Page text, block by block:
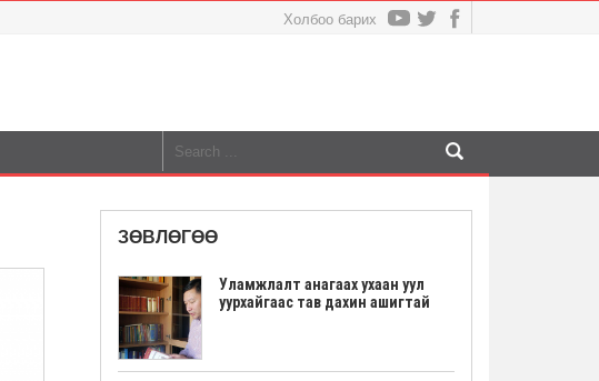
Холбоо барих
ЗӨВЛӨГӨӨ
Уламжлалт анагаах ухаан уул
уурхайгаас тав дахин ашигтай